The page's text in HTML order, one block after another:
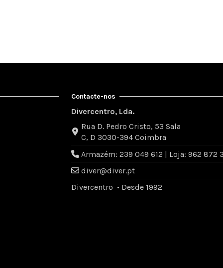
Contacte-nos
Divercentro, Lda.
Rua D. Pedro Cristo, 53 Sala
C, D 3030-394 Coimbra
Armazém: 239 049 612 | Loja: 962 872
diver@diver.pt
Divercentro • Desde 1992